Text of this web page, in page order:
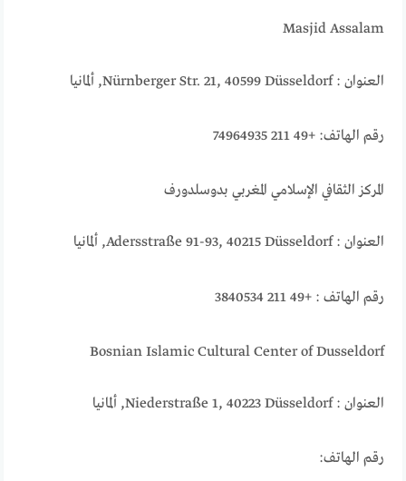
Masjid Assalam
العنوان : Nürnberger Str. 21, 40599 Düsseldorf, ألمانيا
رقم الهاتف: +49 211 74964935
المركز الثقافي الإسلامي المغربي بدوسلدورف
العنوان : Adersstraße 91-93, 40215 Düsseldorf, ألمانيا
رقم الهاتف : +49 211 3840534
Bosnian Islamic Cultural Center of Dusseldorf
العنوان : Niederstraße 1, 40223 Düsseldorf, ألمانيا
رقم الهاتف: